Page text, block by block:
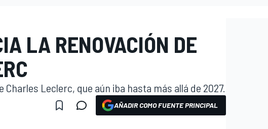
LA RENOVACIÓN DE
Leclerc, que aún iba hasta más allá de 2027.
AÑADIR COMO FUENTE PRINCIPAL